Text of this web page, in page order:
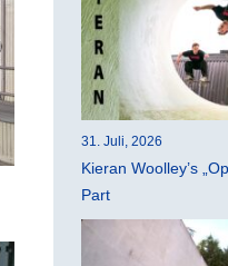
31. Juli, 2026
Kieran Woolley’s
Part